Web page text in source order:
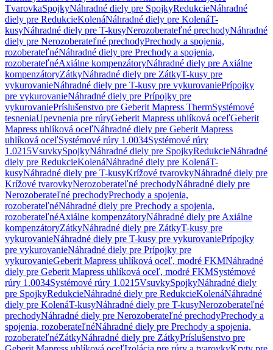
TvarovkaSpojkyNáhradné diely pre SpojkyRedukcieNáhradné
diely pre RedukcieKolenáNáhradné diely pre KolenáT-
kusyNáhradné diely pre T-kusyNerozoberateľné prechodyNáhradné
diely pre Nerozoberateľné prechodyPrechody a spojenia,
rozoberateľnéNáhradné diely pre Prechody a spojenia,
rozoberateľnéAxiálne kompenzátoryNáhradné diely pre Axiálne
kompenzátoryZátkyNáhradné diely pre ZátkyT-kusy pre
vykurovanieNáhradné diely pre T-kusy pre vykurovaniePrípojky
pre vykurovanieNáhradné diely pre Prípojky pre
vykurovaniePríslušenstvo pre Geberit Mapress ThermSystémové
tesneniaUpevnenia pre rúryGeberit Mapress uhlíková oceľGeberit
Mapress uhlíková oceľNáhradné diely pre Geberit Mapress
uhlíková oceľSystémové rúry 1.0034Systémové rúry
1.0215VsuvkySpojkyNáhradné diely pre SpojkyRedukcieNáhradné
diely pre RedukcieKolenáNáhradné diely pre KolenáT-
kusyNáhradné diely pre T-kusyKrížové tvarovkyNáhradné diely pre
Krížové tvarovkyNerozoberateľné prechodyNáhradné diely pre
Nerozoberateľné prechodyPrechody a spojenia,
rozoberateľnéNáhradné diely pre Prechody a spojenia,
rozoberateľnéAxiálne kompenzátoryNáhradné diely pre Axiálne
kompenzátoryZátkyNáhradné diely pre ZátkyT-kusy pre
vykurovanieNáhradné diely pre T-kusy pre vykurovaniePrípojky
pre vykurovanieNáhradné diely pre Prípojky pre
vykurovanieGeberit Mapress uhlíková oceľ, modré FKMNáhradné
diely pre Geberit Mapress uhlíková oceľ, modré FKMSystémové
rúry 1.0034Systémové rúry 1.0215VsuvkySpojkyNáhradné diely
pre SpojkyRedukcieNáhradné diely pre RedukcieKolenáNáhradné
diely pre KolenáT-kusyNáhradné diely pre T-kusyNerozoberateľné
prechodyNáhradné diely pre Nerozoberateľné prechodyPrechody a
spojenia, rozoberateľnéNáhradné diely pre Prechody a spojenia,
rozoberateľnéZátkyNáhradné diely pre ZátkyPríslušenstvo pre